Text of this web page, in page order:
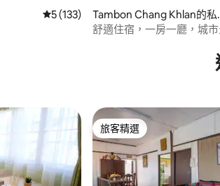
從 133 則評價中獲得 5 的平均評分（
5 (133)
Tambon Chang Khlan的私
公寓
舒適住宿，一房一廳，城
旅客精選
旅客精選